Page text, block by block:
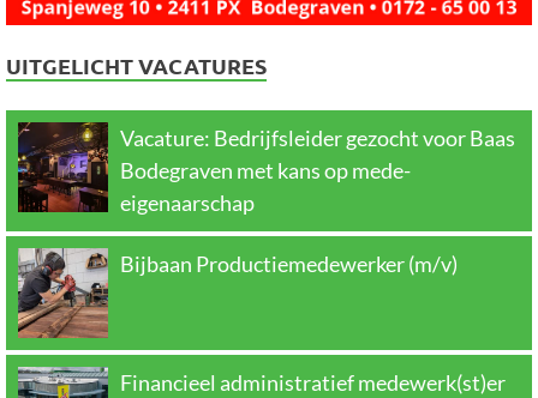
UITGELICHT VACATURES
Vacature: Bedrijfsleider gezocht voor Baas
Bodegraven met kans op mede-
eigenaarschap
Bijbaan Productiemedewerker (m/v)
Financieel administratief medewerk(st)er